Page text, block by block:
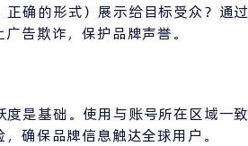
确的形式）展示给目标受众？通过
告欺诈，保护品牌声誉。
是基础。使用与账号所在区域一致
确保品牌信息触达全球用户。